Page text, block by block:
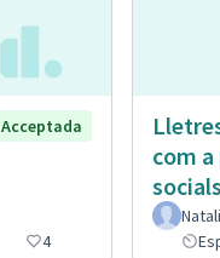
Acceptada
4
com